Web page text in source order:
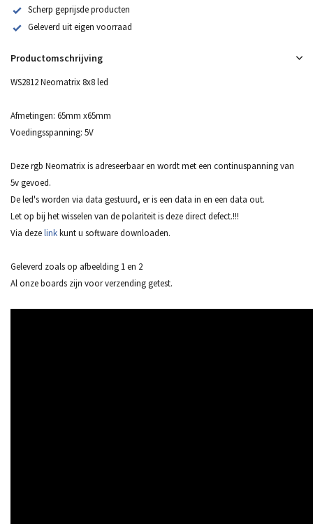
Scherp geprijsde producten
Geleverd uit eigen voorraad
Productomschrijving
WS2812 Neomatrix 8x8 led
Afmetingen: 65mm x65mm
Voedingsspanning: 5V
Deze rgb Neomatrix is adreseerbaar en wordt met een continuspanning van
5v gevoed.
De led's worden via data gestuurd, er is een data in en een data out.
Let op bij het wisselen van de polariteit is deze direct defect.!!!
Via dezelinkkunt u software downloaden.
Geleverd zoals op afbeelding 1 en 2
Al onze boards zijn voor verzending getest.